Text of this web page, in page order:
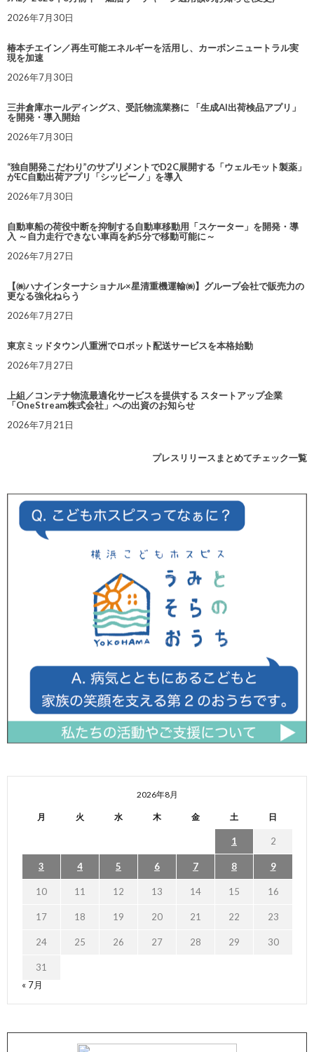
2026年7月30日
椿本チエイン／再生可能エネルギーを活用し、カーボンニュートラル実
現を加速
2026年7月30日
三井倉庫ホールディングス、受託物流業務に 「生成AI出荷検品アプリ」
を開発・導入開始
2026年7月30日
“独自開発こだわり”のサプリメントでD2C展開する「ウェルモット製薬」
がEC自動出荷アプリ「シッピーノ」を導入
2026年7月30日
自動車船の荷役中断を抑制する自動車移動用「スケーター」を開発・導
入 ～自力走行できない車両を約5分で移動可能に～
2026年7月27日
【㈱ハナインターナショナル×星清重機運輸㈱】グループ会社で販売力の
更なる強化ねらう
2026年7月27日
東京ミッドタウン八重洲でロボット配送サービスを本格始動
2026年7月27日
上組／コンテナ物流最適化サービスを提供する スタートアップ企業
「OneStream株式会社」への出資のお知らせ
2026年7月21日
プレスリリースまとめてチェック一覧
2026年8月
月 火 水 木 金 土 日
1 2
3 4 5 6 7 8 9
10 11 12 13 14 15 16
17 18 19 20 21 22 23
24 25 26 27 28 29 30
31
« 7月